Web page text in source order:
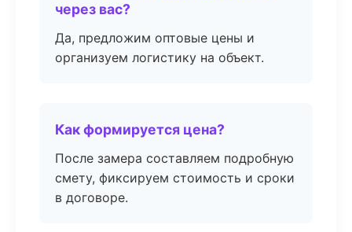
через вас?
Да, предложим оптовые цены и
организуем логистику на объект.
Как формируется цена?
После замера составляем подробную
смету, фиксируем стоимость и сроки
в договоре.